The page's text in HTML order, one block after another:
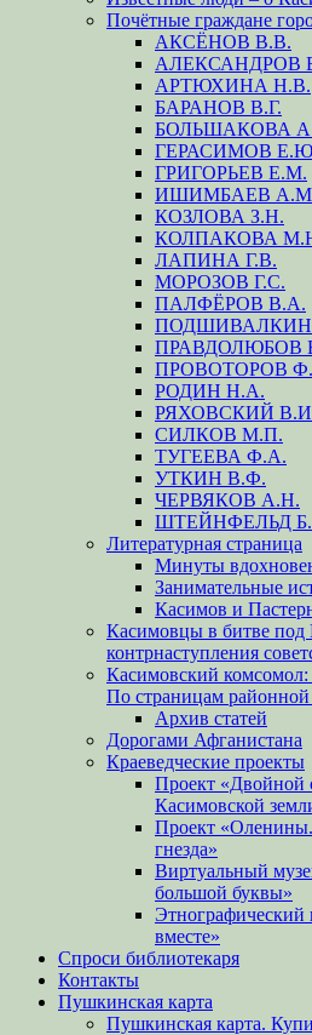
Почётные граждане
АКСЁНОВ В.В.
АЛЕКСАНДРОВ
АРТЮХИНА Н.В.
БАРАНОВ В.Г.
БОЛЬШАКОВА
ГЕРАСИМОВ
ГРИГОРЬЕВ Е.М.
ИШИМБАЕВ
КОЗЛОВА З.Н.
КОЛПАКОВА
ЛАПИНА Г.В.
МОРОЗОВ Г.С.
ПАЛФЁРОВ В.А.
ПРАВДОЛЮБОВ
ПРОВОТОРОВ
РОДИН Н.А.
РЯХОВСКИЙ
СИЛКОВ М.П.
ТУГЕЕВА Ф.А.
УТКИН В.Ф.
ЧЕРВЯКОВ А.Н.
ШТЕЙНФЕЛЬД
Литературная страница
Минуты
Занимательные
Касимов и
Касимовцы в битве
контрнаступления
Касимовский
По страницам
Архив статей
Дорогами Афганистана
Краеведческие проекты
Проект «Двойной
Касимовской
Проект
гнезда»
Виртуальный
большой буквы»
вместе»
Спроси библиотекаря
Контакты
Пушкинская карта
Пушкинская карта.